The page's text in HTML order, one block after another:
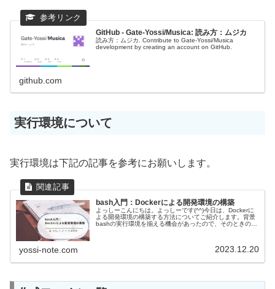
GitHub - Gate-Yossi/Musica: 読み方：ムジカ
読み方：ムジカ. Contribute to Gate-Yossi/Musica
development by creating an account on GitHub.
github.com
実行環境について
実行環境は下記の記事を参考にお願いします。
bash入門：Dockerによる開発環境の構築
よっしーこんにちは。よっしーです(^^)今日は、Dockerに
よる開発環境の構築する方法についてご紹介します。背景
bashの実行環境を揃える機会があったので、そのときの内
yossi-note.com 2023.12.20